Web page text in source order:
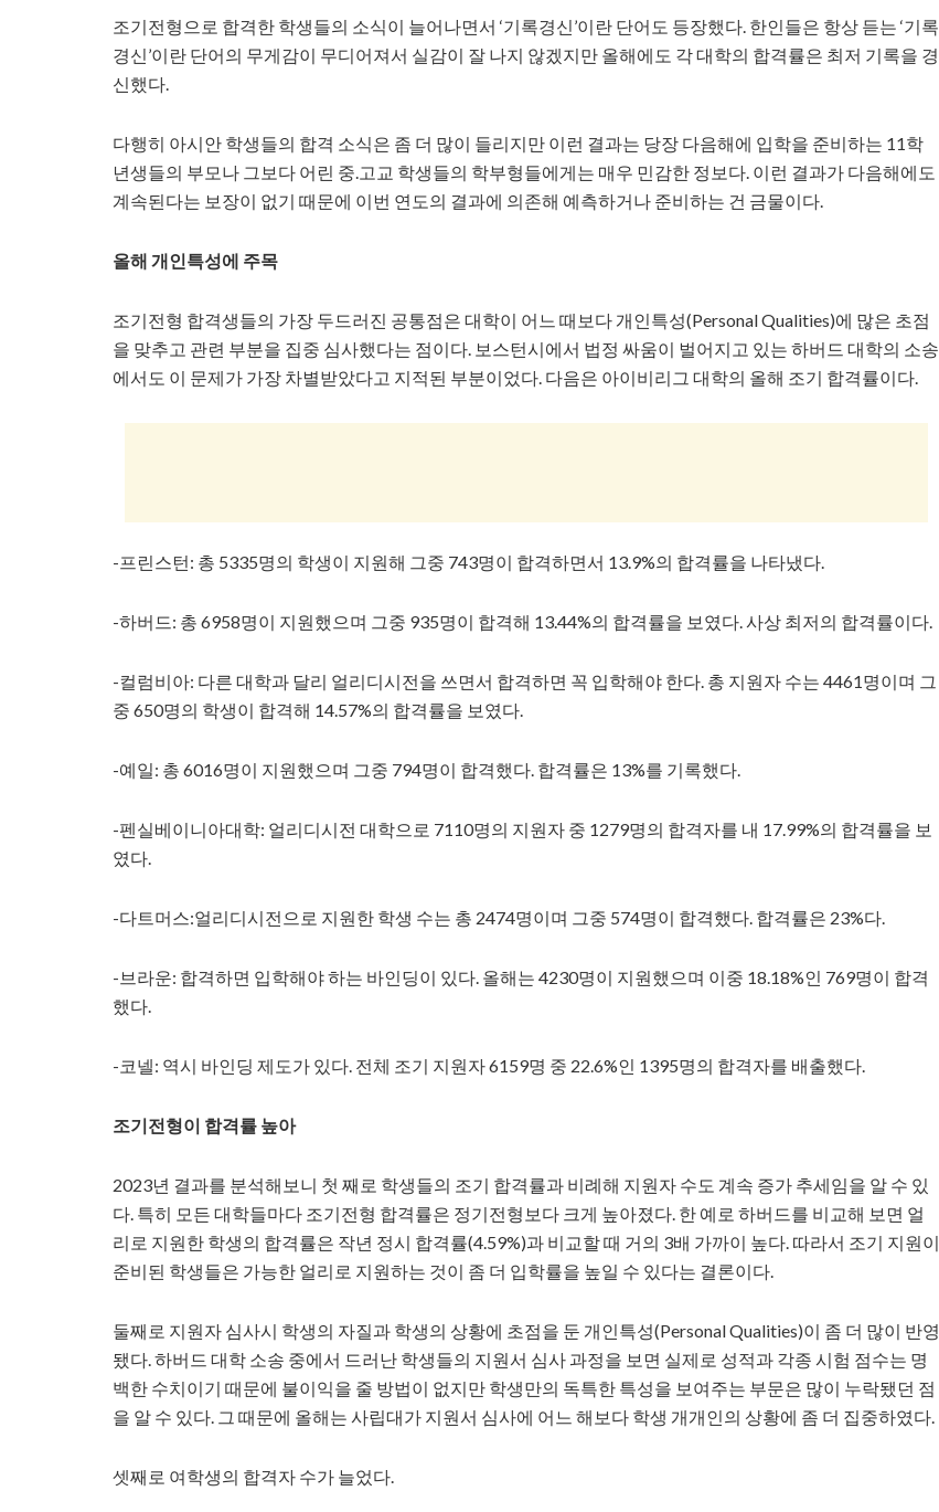
조기전형으로 합격한 학생들의 소식이 늘어나면서 ‘기록경신’이란 단어도 등장했다. 한인들은 항상 듣는 ‘기록
경신’이란 단어의 무게감이 무디어져서 실감이 잘 나지 않겠지만 올해에도 각 대학의 합격률은 최저 기록을 경
신했다.
다행히 아시안 학생들의 합격 소식은 좀 더 많이 들리지만 이런 결과는 당장 다음해에 입학을 준비하는 11학
년생들의 부모나 그보다 어린 중.고교 학생들의 학부형들에게는 매우 민감한 정보다. 이런 결과가 다음해에도
계속된다는 보장이 없기 때문에 이번 연도의 결과에 의존해 예측하거나 준비하는 건 금물이다.
올해 개인특성에 주목
조기전형 합격생들의 가장 두드러진 공통점은 대학이 어느 때보다 개인특성(Personal Qualities)에 많은 초점
을 맞추고 관련 부분을 집중 심사했다는 점이다. 보스턴시에서 법정 싸움이 벌어지고 있는 하버드 대학의 소송
에서도 이 문제가 가장 차별받았다고 지적된 부분이었다. 다음은 아이비리그 대학의 올해 조기 합격률이다.
-프린스턴: 총 5335명의 학생이 지원해 그중 743명이 합격하면서 13.9%의 합격률을 나타냈다.
-하버드: 총 6958명이 지원했으며 그중 935명이 합격해 13.44%의 합격률을 보였다. 사상 최저의 합격률이다.
-컬럼비아: 다른 대학과 달리 얼리디시전을 쓰면서 합격하면 꼭 입학해야 한다. 총 지원자 수는 4461명이며 그
중 650명의 학생이 합격해 14.57%의 합격률을 보였다.
-예일: 총 6016명이 지원했으며 그중 794명이 합격했다. 합격률은 13%를 기록했다.
-펜실베이니아대학: 얼리디시전 대학으로 7110명의 지원자 중 1279명의 합격자를 내 17.99%의 합격률을 보
였다.
-다트머스:얼리디시전으로 지원한 학생 수는 총 2474명이며 그중 574명이 합격했다. 합격률은 23%다.
-브라운: 합격하면 입학해야 하는 바인딩이 있다. 올해는 4230명이 지원했으며 이중 18.18%인 769명이 합격
했다.
-코넬: 역시 바인딩 제도가 있다. 전체 조기 지원자 6159명 중 22.6%인 1395명의 합격자를 배출했다.
조기전형이 합격률 높아
2023년 결과를 분석해보니 첫 째로 학생들의 조기 합격률과 비례해 지원자 수도 계속 증가 추세임을 알 수 있
다. 특히 모든 대학들마다 조기전형 합격률은 정기전형보다 크게 높아졌다. 한 예로 하버드를 비교해 보면 얼
리로 지원한 학생의 합격률은 작년 정시 합격률(4.59%)과 비교할 때 거의 3배 가까이 높다. 따라서 조기 지원이
준비된 학생들은 가능한 얼리로 지원하는 것이 좀 더 입학률을 높일 수 있다는 결론이다.
둘째로 지원자 심사시 학생의 자질과 학생의 상황에 초점을 둔 개인특성(Personal Qualities)이 좀 더 많이 반영
됐다. 하버드 대학 소송 중에서 드러난 학생들의 지원서 심사 과정을 보면 실제로 성적과 각종 시험 점수는 명
백한 수치이기 때문에 불이익을 줄 방법이 없지만 학생만의 독특한 특성을 보여주는 부문은 많이 누락됐던 점
을 알 수 있다. 그 때문에 올해는 사립대가 지원서 심사에 어느 해보다 학생 개개인의 상황에 좀 더 집중하였다.
셋째로 여학생의 합격자 수가 늘었다.